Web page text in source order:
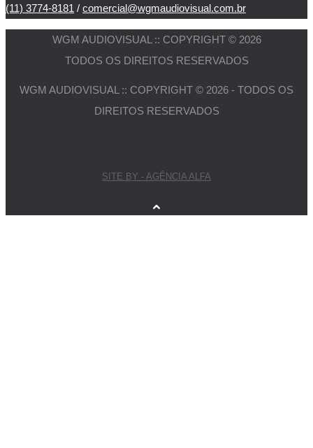
(11) 3774-8181 / comercial@wgmaudiovisual.com.br
WGM AUDIOVISUAL :: COPYRIGHT © 2026
TODOS OS DIREITOS RESERVADOS
WGM AUDIOVISUAL :: COPYRIGHT © 2026 - TODOS OS
DIREITOS RESERVADOS
SITE BY - AGÊNCIA ALFA